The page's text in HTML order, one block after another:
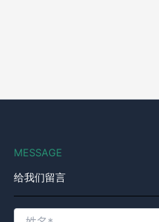
MESSAGE
给我们留言